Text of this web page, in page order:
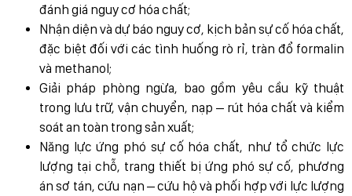
đánh giá nguy cơ hóa chất;
Nhận diện và dự báo nguy cơ, kịch bản sự cố hóa chất,
đặc biệt đối với các tình huống rò rỉ, tràn đổ formalin
và methanol;
Giải pháp phòng ngừa, bao gồm yêu cầu kỹ thuật
trong lưu trữ, vận chuyển, nạp – rút hóa chất và kiểm
soát an toàn trong sản xuất;
Năng lực ứng phó sự cố hóa chất, như tổ chức lực
lượng tại chỗ, trang thiết bị ứng phó sự cố, phương
án sơ tán, cứu nạn – cứu hộ và phối hợp với lực lượng